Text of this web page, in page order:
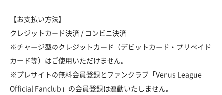
【お支払い方法】
クレジットカード決済 / コンビニ決済
※チャージ型のクレジットカード（デビットカード・プリペイド
カード等）はご使用いただけません。
※プレサイトの無料会員登録とファンクラブ「Venus League
Official Fanclub」の会員登録は連動いたしません。